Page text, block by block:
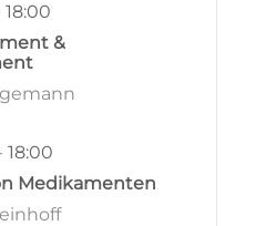
18:00
&
18:00
Medikamenten